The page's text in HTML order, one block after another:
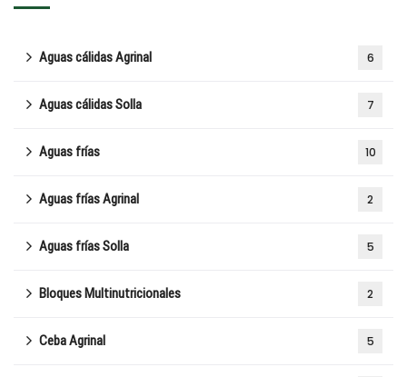
Aguas cálidas Agrinal 6
Aguas cálidas Solla 7
Aguas frías 10
Aguas frías Agrinal 2
Aguas frías Solla 5
Bloques Multinutricionales 2
Ceba Agrinal 5